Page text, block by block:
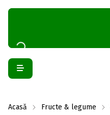
Acasă Fructe & legume